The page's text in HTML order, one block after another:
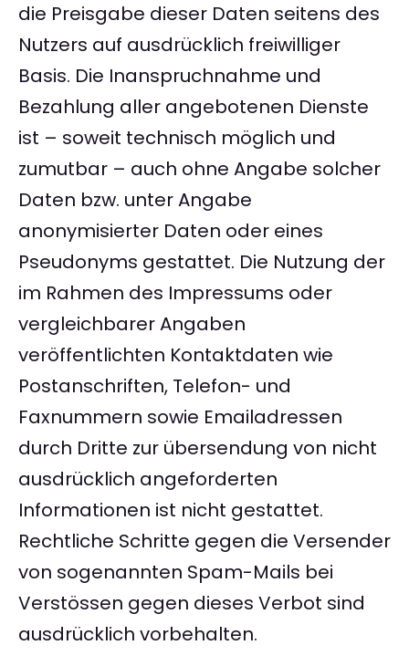
die Preisgabe dieser Daten seitens des
Nutzers auf ausdrücklich freiwilliger
Basis. Die Inanspruchnahme und
Bezahlung aller angebotenen Dienste
ist – soweit technisch möglich und
zumutbar – auch ohne Angabe solcher
Daten bzw. unter Angabe
anonymisierter Daten oder eines
Pseudonyms gestattet. Die Nutzung der
im Rahmen des Impressums oder
vergleichbarer Angaben
veröffentlichten Kontaktdaten wie
Postanschriften, Telefon- und
Faxnummern sowie Emailadressen
durch Dritte zur übersendung von nicht
ausdrücklich angeforderten
Informationen ist nicht gestattet.
Rechtliche Schritte gegen die Versender
von sogenannten Spam-Mails bei
Verstössen gegen dieses Verbot sind
ausdrücklich vorbehalten.